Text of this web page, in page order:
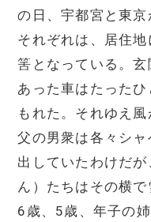
の日、宇都宮と東
それぞれは、居住
筈となっている。
あった車はたった
もれた。それゆえ
父の男衆は各々シ
出していたわけだ
ん）たちはその横で
6歳、5歳、年子の